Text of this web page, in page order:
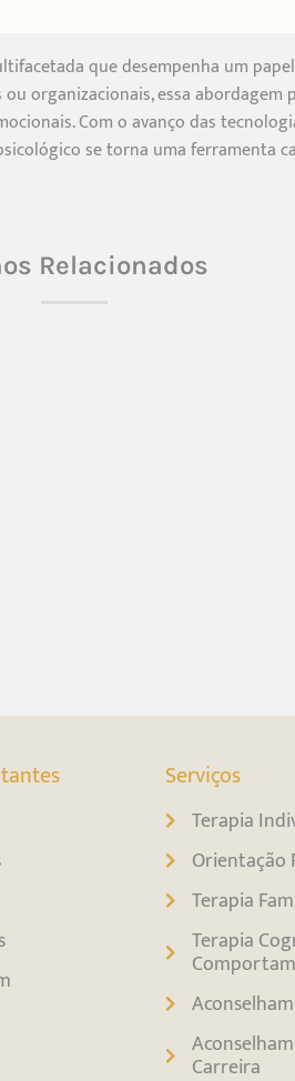
que desempenha um
organizacionais, essa
Com o avanço das
se torna uma ferramenta
Relacionados
Serviços
Terapia
Orientação
Terapia
Terapia
Carreira